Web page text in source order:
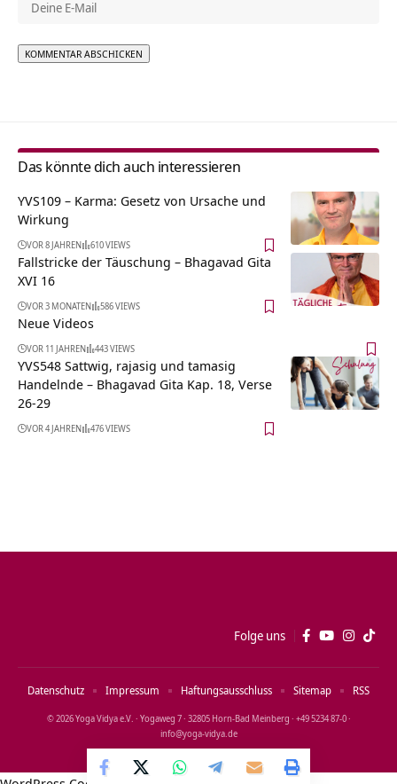
Das könnte dich auch interessieren
YVS109 – Karma: Gesetz von Ursache und
Wirkung
VOR 8 JAHREN 610 VIEWS
Fallstricke der Täuschung – Bhagavad Gita
XVI 16
VOR 3 MONATEN 586 VIEWS
Neue Videos
VOR 11 JAHREN 443 VIEWS
YVS548 Sattwig, rajasig und tamasig
Handelnde – Bhagavad Gita Kap. 18, Verse
26-29
VOR 4 JAHREN 476 VIEWS
Folge uns
© 2026 Yoga Vidya e.V. · Yogaweg 7 · 32805 Horn‑Bad Meinberg · +49 5234 87‑0 ·
info@yoga‑vidya.de
Datenschutz Impressum Haftungsausschluss Sitemap RSS